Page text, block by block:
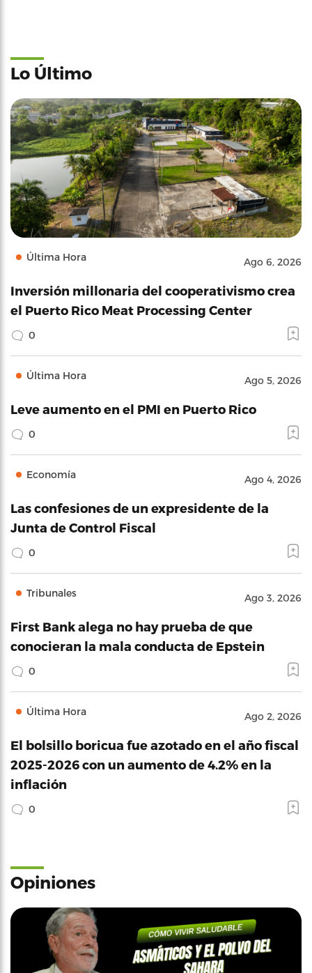
Lo Último
Última Hora Ago 6, 2026
Inversión millonaria del cooperativismo crea
el Puerto Rico Meat Processing Center
0
Última Hora Ago 5, 2026
Leve aumento en el PMI en Puerto Rico
0
Economía Ago 4, 2026
Las confesiones de un expresidente de la
Junta de Control Fiscal
0
Tribunales Ago 3, 2026
First Bank alega no hay prueba de que
conocieran la mala conducta de Epstein
0
Última Hora Ago 2, 2026
El bolsillo boricua fue azotado en el año fiscal
2025-2026 con un aumento de 4.2% en la
inflación
0
Opiniones